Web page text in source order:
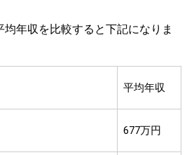
年収を比較すると下記になりま
平均年収
677万円